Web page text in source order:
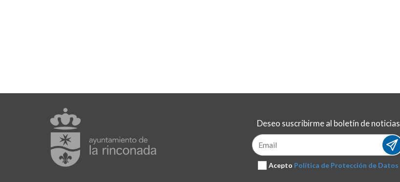
Deseo suscribirme al boletín de noticias
Acepto Política de Protección de Datos